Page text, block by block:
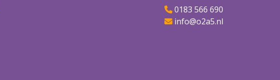
0183 566 690
info@o2a5.nl